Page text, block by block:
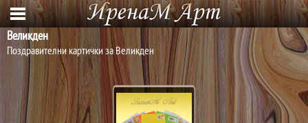
Великден
Поздравителни картички за Великден